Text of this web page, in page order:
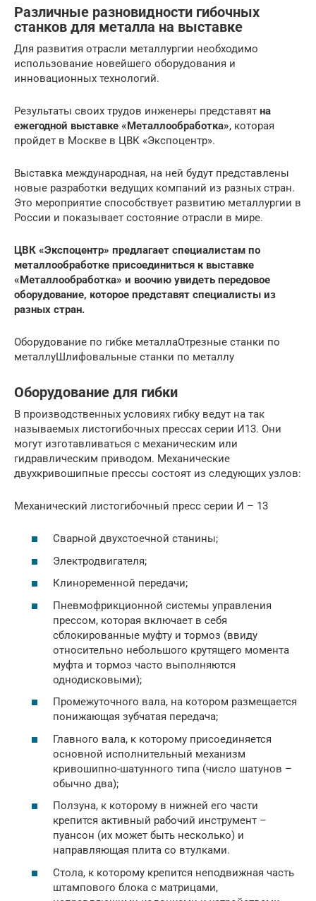
Различные разновидности гибочных
станков для металла на выставке
Для развития отрасли металлургии необходимо
использование новейшего оборудования и
инновационных технологий.
Результаты своих трудов инженеры представят на
ежегодной выставке «Металлообработка», которая
пройдет в Москве в ЦВК «Экспоцентр».
Выставка международная, на ней будут представлены
новые разработки ведущих компаний из разных стран.
Это мероприятие способствует развитию металлургии в
России и показывает состояние отрасли в мире.
ЦВК «Экспоцентр» предлагает специалистам по
металлообработке присоединиться к выставке
«Металлообработка» и воочию увидеть передовое
оборудование, которое представят специалисты из
разных стран.
Оборудование по гибке металлаОтрезные станки по
металлуШлифовальные станки по металлу
Оборудование для гибки
В производственных условиях гибку ведут на так
называемых листогибочных прессах серии И13. Они
могут изготавливаться с механическим или
гидравлическим приводом. Механические
двухкривошипные прессы состоят из следующих узлов:
Механический листогибочный пресс серии И – 13
Сварной двухстоечной станины;
Электродвигателя;
Клиноременной передачи;
Пневмофрикционной системы управления
прессом, которая включает в себя
сблокированные муфту и тормоз (ввиду
относительно небольшого крутящего момента
муфта и тормоз часто выполняются
однодисковыми);
Промежуточного вала, на котором размещается
понижающая зубчатая передача;
Главного вала, к которому присоединяется
основной исполнительный механизм
кривошипно-шатунного типа (число шатунов –
обычно два);
Ползуна, к которому в нижней его части
крепится активный рабочий инструмент –
пуансон (их может быть несколько) и
направляющая плита со втулками.
Стола, к которому крепится неподвижная часть
штампового блока с матрицами,